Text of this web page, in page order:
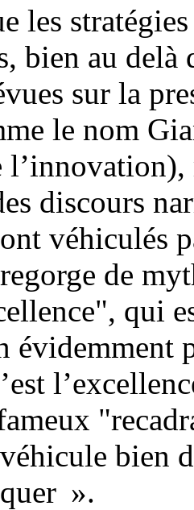
les
bien au delà
sur la
le nom
discours
véhiculés
de
qui
évidemment
bien
».